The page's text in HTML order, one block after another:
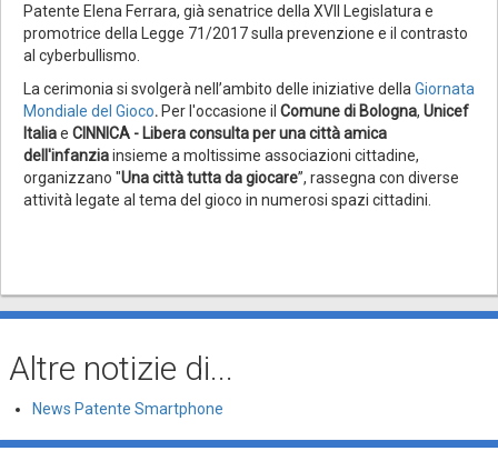
Patente Elena Ferrara, già senatrice della XVII Legislatura e
promotrice della Legge 71/2017 sulla prevenzione e il contrasto
al cyberbullismo.
La cerimonia si svolgerà nell’ambito delle iniziative della Giornata
Mondiale del Gioco. Per l'occasione il Comune di Bologna, Unicef
Italiae CINNICA - Libera consulta per una città amica
dell'infanziainsieme a moltissime associazioni cittadine,
organizzano "Una città tutta da giocare”, rassegna con diverse
attività legate al tema del gioco in numerosi spazi cittadini.
Altre notizie di...
News Patente Smartphone